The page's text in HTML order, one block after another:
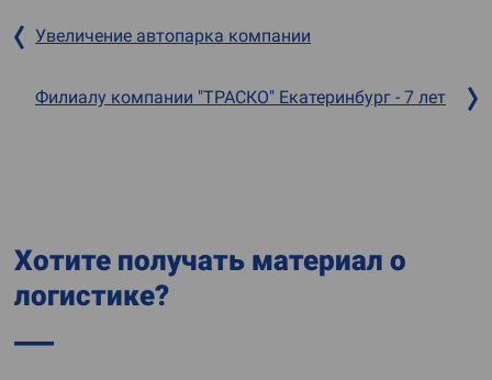
Увеличение автопарка компании
Филиалу компании "ТРАСКО" Екатеринбург - 7 лет
Хотите получать материал о
логистике?